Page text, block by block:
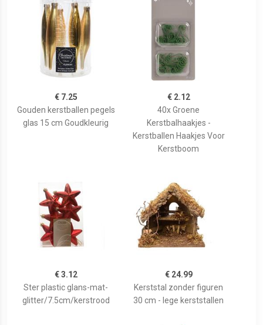
€ 7.25
Gouden kerstballen pegels
glas 15 cm Goudkleurig
€ 2.12
40x Groene
Kerstbalhaakjes -
Kerstballen Haakjes Voor
Kerstboom
€ 3.12
Ster plastic glans-mat-
glitter/7.5cm/kerstrood
€ 24.99
Kerststal zonder figuren
30 cm - lege kerststallen